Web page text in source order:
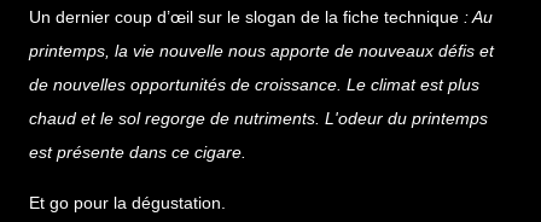
Un dernier coup d’œil sur le slogan de la fiche technique : Au
printemps, la vie nouvelle nous apporte de nouveaux défis et
de nouvelles opportunités de croissance. Le climat est plus
chaud et le sol regorge de nutriments. L'odeur du printemps
est présente dans ce cigare.
Et go pour la dégustation.